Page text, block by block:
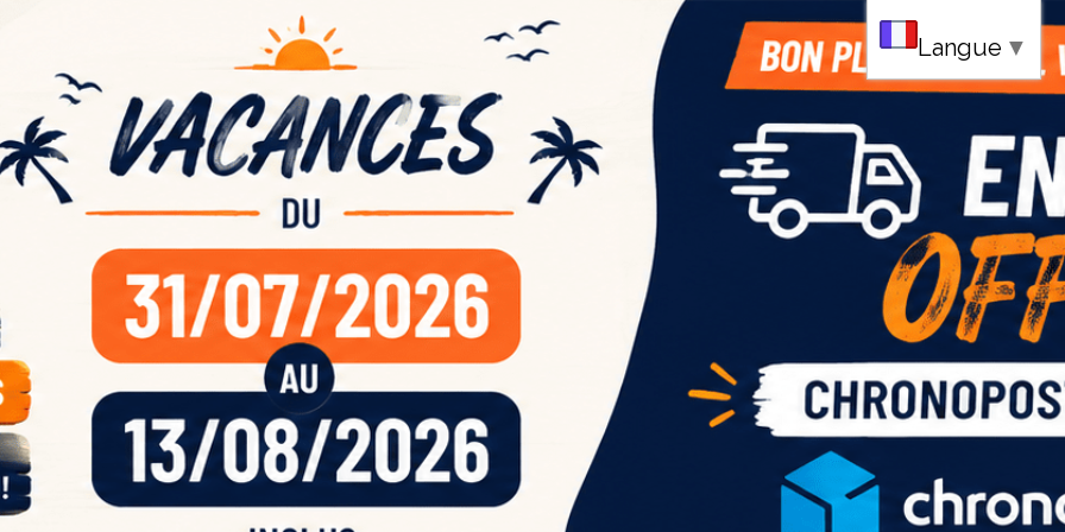
Langue ▼